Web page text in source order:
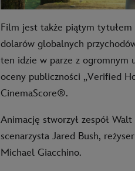
Film jest także piątym
dolarów globalnych
ten idzie w parze z ogromnym
oceny publiczności „Verified
CinemaScore®.
Animację stworzył zespół
scenarzysta Jared Bush,
Michael Giacchino.